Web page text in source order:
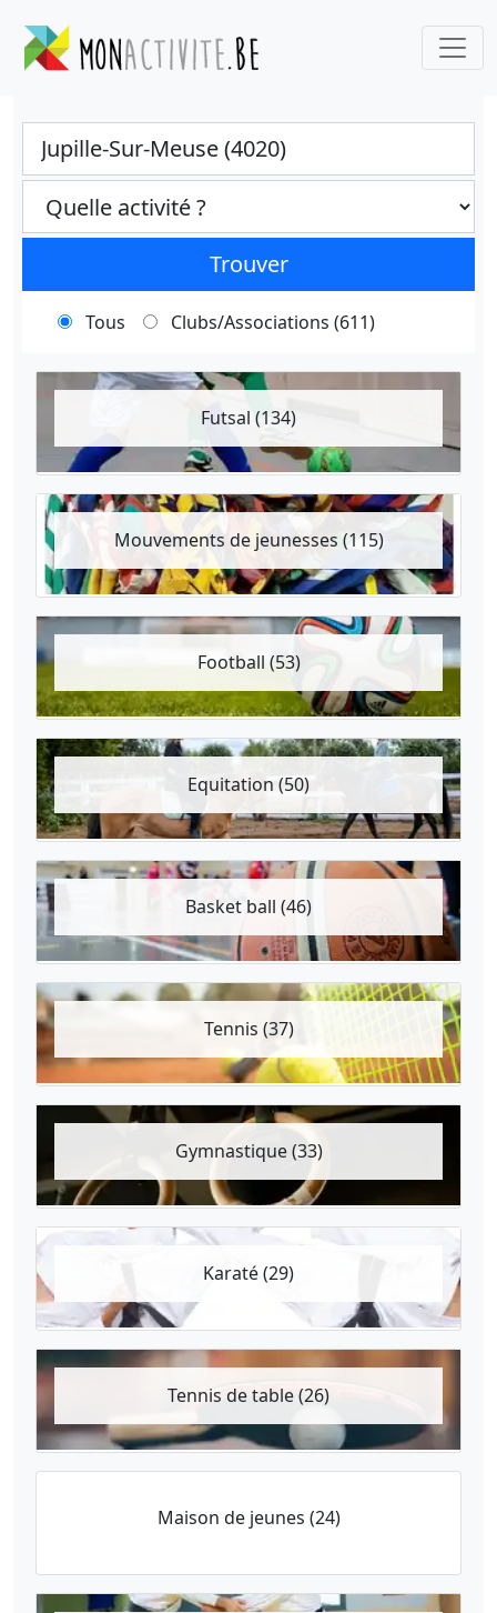
Trouver
Tous Clubs/Associations (611)
Futsal (134)
Mouvements de jeunesses (115)
Football (53)
Equitation (50)
Basket ball (46)
Tennis (37)
Gymnastique (33)
Karaté (29)
Tennis de table (26)
Maison de jeunes (24)